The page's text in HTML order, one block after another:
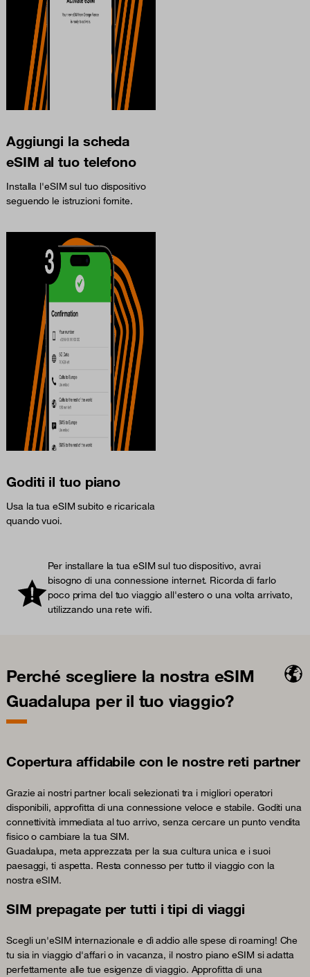
Aggiungi la scheda
eSIM al tuo telefono
Installa l'eSIM sul tuo dispositivo
seguendo le istruzioni fornite.
Goditi il tuo piano
Usa la tua eSIM subito e ricaricala
quando vuoi.
Per installare la tua eSIM sul tuo dispositivo, avrai
bisogno di una connessione internet. Ricorda di farlo
poco prima del tuo viaggio all'estero o una volta arrivato,
utilizzando una rete wifi.
Perché scegliere la nostra eSIM
Guadalupa per il tuo viaggio?
Copertura affidabile con le nostre reti partner
Grazie ai nostri partner locali selezionati tra i migliori operatori
disponibili, approfitta di una connessione veloce e stabile. Goditi una
connettività immediata al tuo arrivo, senza cercare un punto vendita
fisico o cambiare la tua SIM.
Guadalupa, meta apprezzata per la sua cultura unica e i suoi
paesaggi, ti aspetta. Resta connesso per tutto il viaggio con la
nostra eSIM.
SIM prepagate per tutti i tipi di viaggi
Scegli un'eSIM internazionale e dì addio alle spese di roaming! Che
tu sia in viaggio d'affari o in vacanza, il nostro piano eSIM si adatta
perfettamente alle tue esigenze di viaggio. Approfitta di una